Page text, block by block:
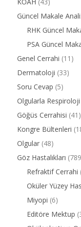
Güncel Makale
RHK Güncel
PSA Güncel
Genel Cerrahi (11)
Dermatoloji (33)
Soru Cevap (5)
Olgularla Respiroloji
Göğüs Cerrahisi (41)
Kongre Bültenleri
Olgular (48)
Göz Hastalıkları
Refraktif Cerrahi
Oküler Yüzey
Miyopi (6)
Editöre Mektup